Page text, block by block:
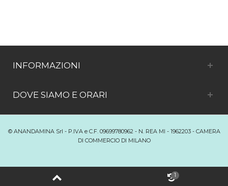
INFORMAZIONI
DOVE SIAMO E ORARI
© ANANDAMINA Srl - P.IVA e C.F. 09699780962 - N. REA MI - 1962203 - CAMERA
DI COMMERCIO DI MILANO
1